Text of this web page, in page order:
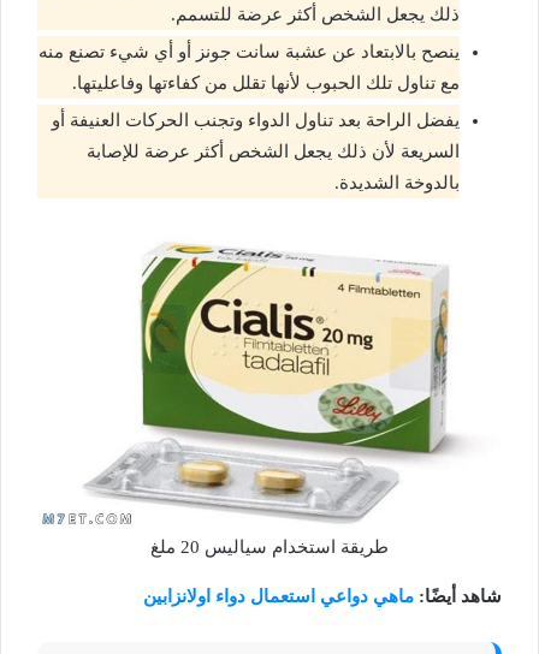
ذلك يجعل الشخص أكثر عرضة للتسمم.
ينصح بالابتعاد عن عشبة سانت جونز أو أي شيء تصنع منه
مع تناول تلك الحبوب لأنها تقلل من كفاءتها وفاعليتها.
يفضل الراحة بعد تناول الدواء وتجنب الحركات العنيفة أو
السريعة لأن ذلك يجعل الشخص أكثر عرضة للإصابة
بالدوخة الشديدة.
طريقة استخدام سياليس 20 ملغ
شاهد أيضًا: ماهي دواعي استعمال دواء اولانزابين